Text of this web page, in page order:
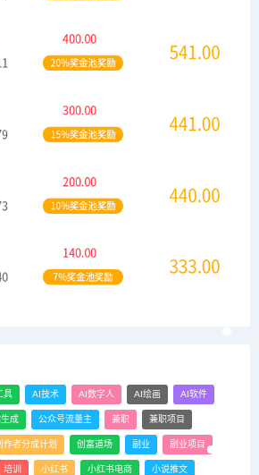
具 AI技术 AI数字人 AI绘画 AI软件
成 公众号流量主 兼职 兼职项目
作者分成计划 创富道场 副业 副业项目
培训 小红书 小红书电商 小说推文